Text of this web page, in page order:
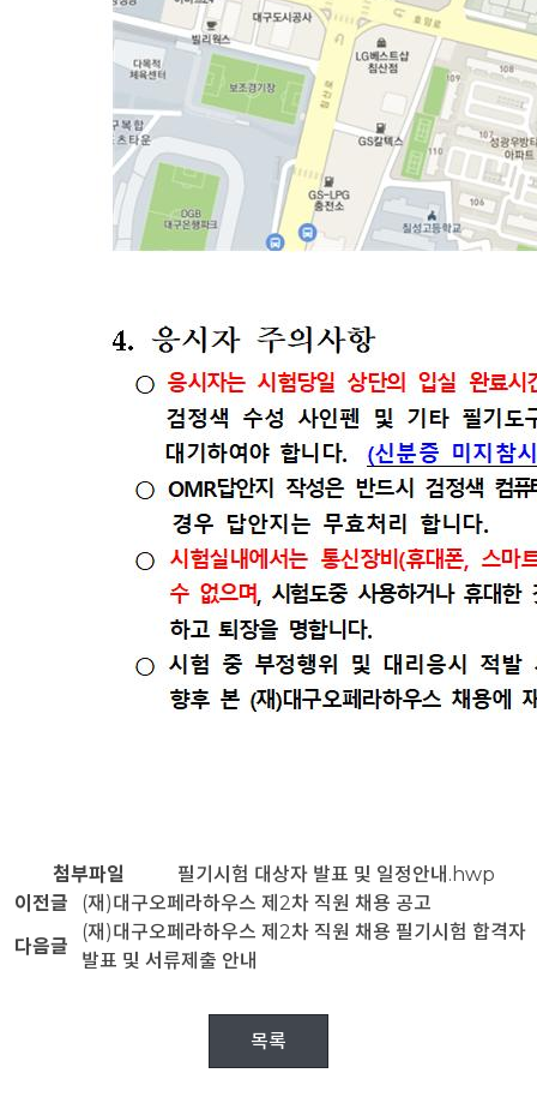
첨부파일
필기시험 대상자 발표 및 일정안내.hwp
이전글
(재)대구오페라하우스 제2차 직원 채용 공고
다음글
(재)대구오페라하우스 제2차 직원 채용 필기시험 합격자
발표 및 서류제출 안내
목록